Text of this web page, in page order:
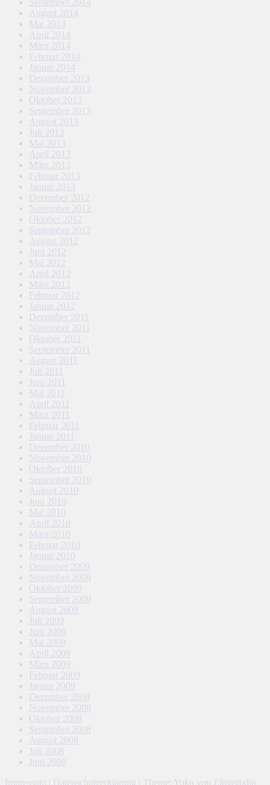
August 2014
Mai 2014
April 2014
März 2014
Februar 2014
Januar 2014
Dezember 2013
November 2013
Oktober 2013
September 2013
August 2013
Juli 2013
Mai 2013
April 2013
März 2013
Februar 2013
Januar 2013
Dezember 2012
November 2012
Oktober 2012
September 2012
August 2012
Juni 2012
Mai 2012
April 2012
März 2012
Februar 2012
Januar 2012
Dezember 2011
November 2011
Oktober 2011
September 2011
August 2011
Juli 2011
Juni 2011
Mai 2011
April 2011
März 2011
Februar 2011
Januar 2011
Dezember 2010
November 2010
Oktober 2010
September 2010
August 2010
Juni 2010
Mai 2010
April 2010
März 2010
Februar 2010
Januar 2010
Dezember 2009
November 2009
Oktober 2009
September 2009
August 2009
Juli 2009
Juni 2009
Mai 2009
April 2009
März 2009
Februar 2009
Januar 2009
Dezember 2008
November 2008
Oktober 2008
September 2008
August 2008
Juli 2008
Juni 2008
Impressum
Datenschutzerklärung Theme: Yoko von Elmastudio